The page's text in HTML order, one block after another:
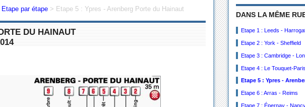
DANS LA MÊME
Etape 1 : Leeds -
Etape 2 : York - Sheffield
Etape 3 : Cambridge -
Etape 4 : Le Touquet-
Etape 5 : Ypres -
Etape 6 : Arras - Reims
Etape 7 : Épernay -
Etape par étape > Etape 5 : Ypres - Arenberg Porte du Hainaut
DU HAINAUT